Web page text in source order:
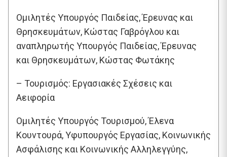
Ομιλητές Υπουργός Παιδείας, Έρευνας και
Θρησκευμάτων, Κώστας Γαβρόγλου και
αναπληρωτής Υπουργός Παιδείας, Έρευνας
και Θρησκευμάτων, Κώστας Φωτάκης
– Τουρισμός: Εργασιακές Σχέσεις και
Αειφορία
Ομιλητές Υπουργός Τουρισμού, Έλενα
Κουντουρά, Υφυπουργός Εργασίας, Κοινωνικής
Ασφάλισης και Κοινωνικής Αλληλεγγύης,